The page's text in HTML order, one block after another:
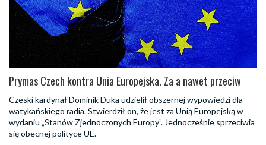
Prymas Czech kontra Unia Europejska. Za a nawet przeciw
Czeski kardynał Dominik Duka udzielił obszernej wypowiedzi dla
watykańskiego radia. Stwierdził on, że jest za Unią Europejską w
wydaniu „Stanów Zjednoczonych Europy”. Jednocześnie sprzeciwia
się obecnej polityce UE.